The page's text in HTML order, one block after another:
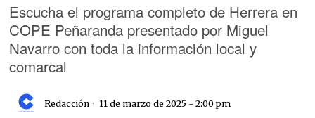
Escucha el programa completo de Herrera en
COPE Peñaranda presentado por Miguel
Navarro con toda la información local y
comarcal
Redacción 11 de marzo de 2025 - 2:00 pm